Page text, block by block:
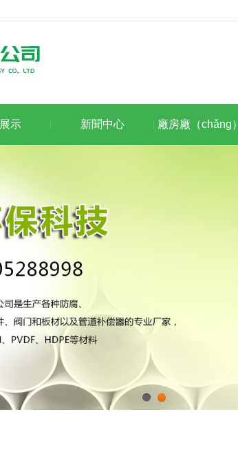
示 新聞中心 廠房廠（chǎng